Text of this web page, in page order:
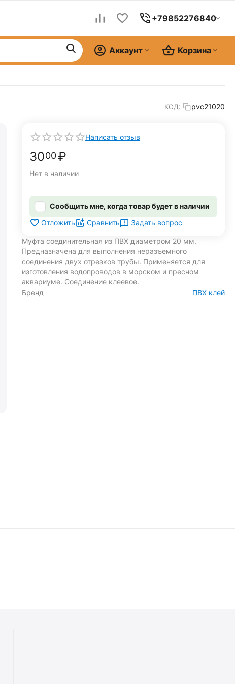
+79852276840
Корзина
Аккаунт
КОД: pvc21020
Написать отзыв
3000₽
Нет в наличии
Сообщить мне, когда товар будет в наличии
Отложить
Сравнить Задать вопрос
Муфта соединительная из ПВХ диаметром 20 мм.
Предназначена для выполнения неразъемного
соединения двух отрезков трубы. Применяется для
изготовления водопроводов в морском и пресном
аквариуме. Соединение клеевое.
Бренд
ПВХ клей